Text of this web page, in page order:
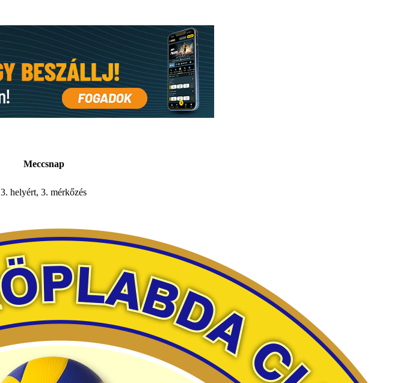
Meccsnap
3. helyért, 3. mérkőzés